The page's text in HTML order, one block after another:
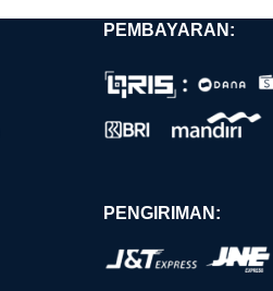
PEMBAYARAN:
PENGIRIMAN: